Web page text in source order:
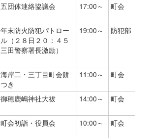
五団体連絡協議会 17:00～ 町会
年末防火防犯パトロー
ル（２８日２０：４５
三田警察署長激励）
19:00～ 防犯部
海岸二・三丁目町会餅
つき
11:00～ 町会
御穂鹿嶋神社大祓 14:00～ 町会
町会初詣・役員会 10:00～ 町会